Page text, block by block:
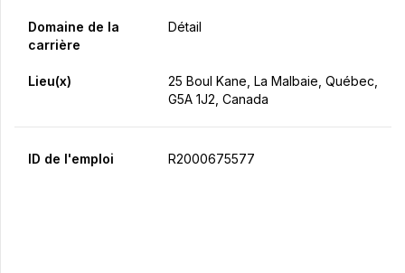
Domaine de la
carrière
Détail
Lieu(x)
25 Boul Kane, La Malbaie, Québec,
G5A 1J2, Canada
ID de l'emploi R2000675577